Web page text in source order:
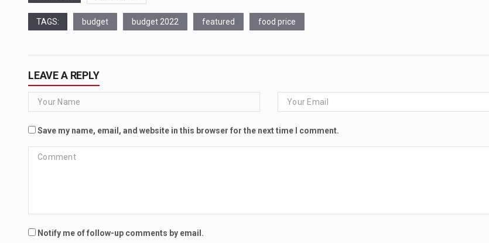
TAGS: budget budget 2022 featured food price
LEAVE A REPLY
Save my name, email, and website in this browser for the next time I comment.
Notify me of follow-up comments by email.